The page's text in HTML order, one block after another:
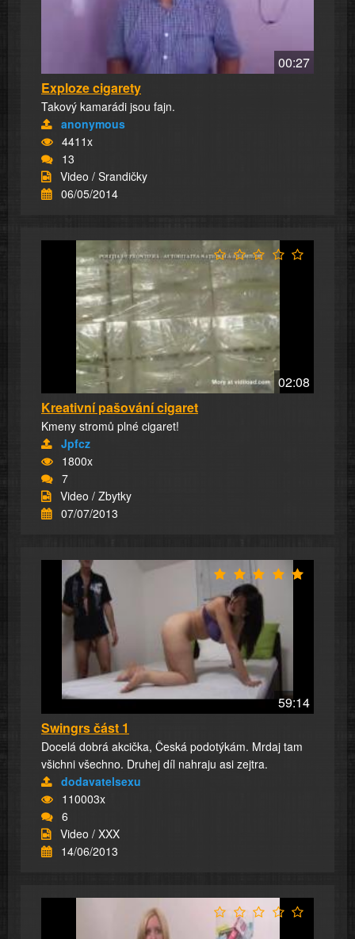
00:27
Exploze cigarety
Takový kamarádi jsou fajn.
anonymous
4411x
13
Video / Srandičky
06/05/2014
02:08
Kreativní pašování cigaret
Kmeny stromů plné cigaret!
Jpfcz
1800x
7
Video / Zbytky
07/07/2013
59:14
Swingrs část 1
Docelá dobrá akcička, Česká podotýkám. Mrdaj tam
všichni všechno. Druhej díl nahraju asi zejtra.
dodavatelsexu
110003x
6
Video / XXX
14/06/2013